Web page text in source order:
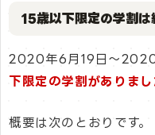
15歳以下限定の学割は
2020年6月19日〜2020
下限定の学割がありまし
概要は次のとおりです。